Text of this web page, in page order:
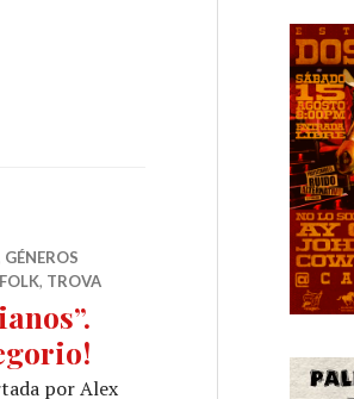
GÉNEROS
, TROVA
por Alex